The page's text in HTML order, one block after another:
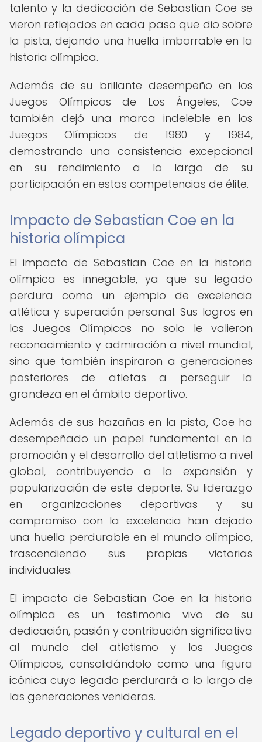
talento y la dedicación de Sebastian Coe se
vieron reflejados en cada paso que dio sobre
la pista, dejando una huella imborrable en la
historia olímpica.
Además de su brillante desempeño en los
Juegos Olímpicos de Los Ángeles, Coe
también dejó una marca indeleble en los
Juegos Olímpicos de 1980 y 1984,
demostrando una consistencia excepcional
en su rendimiento a lo largo de su
participación en estas competencias de élite.
Impacto de Sebastian Coe en la
historia olímpica
El impacto de Sebastian Coe en la historia
olímpica es innegable, ya que su legado
perdura como un ejemplo de excelencia
atlética y superación personal. Sus logros en
los Juegos Olímpicos no solo le valieron
reconocimiento y admiración a nivel mundial,
sino que también inspiraron a generaciones
posteriores de atletas a perseguir la
grandeza en el ámbito deportivo.
Además de sus hazañas en la pista, Coe ha
desempeñado un papel fundamental en la
promoción y el desarrollo del atletismo a nivel
global, contribuyendo a la expansión y
popularización de este deporte. Su liderazgo
en organizaciones deportivas y su
compromiso con la excelencia han dejado
una huella perdurable en el mundo olímpico,
trascendiendo sus propias victorias
individuales.
El impacto de Sebastian Coe en la historia
olímpica es un testimonio vivo de su
dedicación, pasión y contribución significativa
al mundo del atletismo y los Juegos
Olímpicos, consolidándolo como una figura
icónica cuyo legado perdurará a lo largo de
las generaciones venideras.
Legado deportivo y cultural en el